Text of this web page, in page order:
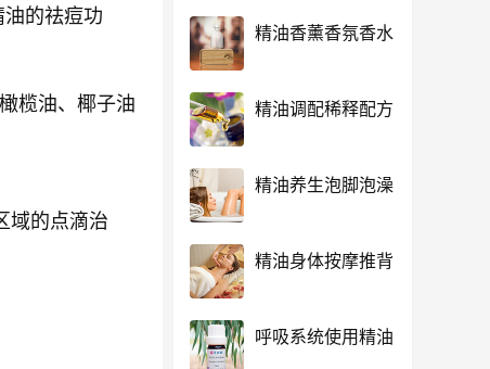
的祛痘功
榄油、椰子油
域的点滴治
精油香薰香氛香水
精油调配稀释配方
精油养生泡脚泡澡
精油身体按摩推背
呼吸系统使用精油